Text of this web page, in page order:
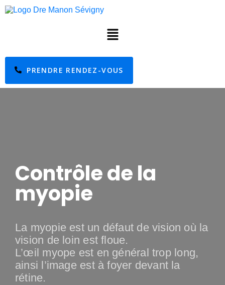
PRENDRE RENDEZ-VOUS
Contrôle de la
myopie
La myopie est un défaut de vision où la
vision de loin est floue.
L’œil myope est en général trop long,
ainsi l’image est à foyer devant la
rétine.